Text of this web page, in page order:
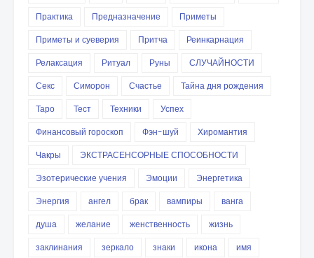
Практика
Предназначение
Приметы
Приметы и суеверия
Притча
Реинкарнация
Релаксация
Ритуал Руны
СЛУЧАЙНОСТИ
Секс
Симорон Счастье
Тайна дня рождения
Таро
Тест Техники
Успех
Финансовый гороскоп
Фэн-шуй
Хиромантия
Чакры
ЭКСТРАСЕНСОРНЫЕ СПОСОБНОСТИ
Эзотерические учения
Эмоции
Энергетика
Энергия
ангел брак вампиры
ванга
душа
желание женственность
жизнь
заклинания
зеркало знаки икона
имя